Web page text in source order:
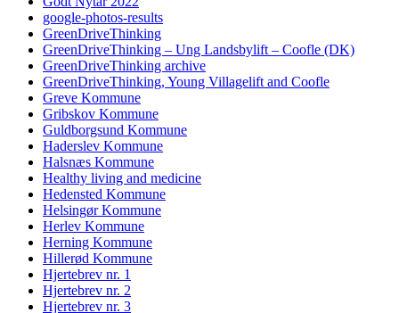
google-photos-results
GreenDriveThinking
GreenDriveThinking – Ung Landsbylift – Coofle (DK)
GreenDriveThinking archive
GreenDriveThinking, Young Villagelift and Coofle
Greve Kommune
Gribskov Kommune
Guldborgsund Kommune
Haderslev Kommune
Halsnæs Kommune
Healthy living and medicine
Hedensted Kommune
Helsingør Kommune
Herlev Kommune
Herning Kommune
Hillerød Kommune
Hjertebrev nr. 1
Hjertebrev nr. 2
Hjertebrev nr. 3